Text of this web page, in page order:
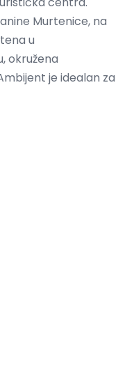
Murtenice, na
u
okružena
je idealan za